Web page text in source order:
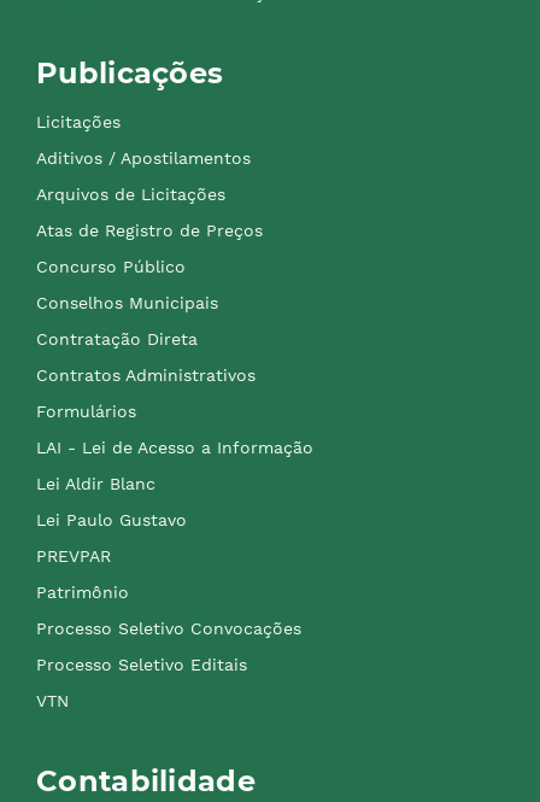
Publicações
Licitações
Aditivos / Apostilamentos
Arquivos de Licitações
Atas de Registro de Preços
Concurso Público
Conselhos Municipais
Contratação Direta
Contratos Administrativos
Formulários
LAI - Lei de Acesso a Informação
Lei Aldir Blanc
Lei Paulo Gustavo
PREVPAR
Patrimônio
Processo Seletivo Convocações
Processo Seletivo Editais
VTN
Contabilidade